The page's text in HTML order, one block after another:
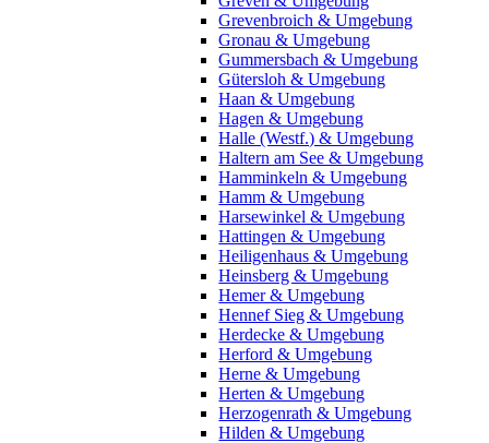
Grevenbroich & Umgebung
Gronau & Umgebung
Gummersbach & Umgebung
Gütersloh & Umgebung
Haan & Umgebung
Hagen & Umgebung
Halle (Westf.) & Umgebung
Haltern am See & Umgebung
Hamminkeln & Umgebung
Hamm & Umgebung
Harsewinkel & Umgebung
Hattingen & Umgebung
Heiligenhaus & Umgebung
Heinsberg & Umgebung
Hemer & Umgebung
Hennef Sieg & Umgebung
Herdecke & Umgebung
Herford & Umgebung
Herne & Umgebung
Herten & Umgebung
Herzogenrath & Umgebung
Hilden & Umgebung